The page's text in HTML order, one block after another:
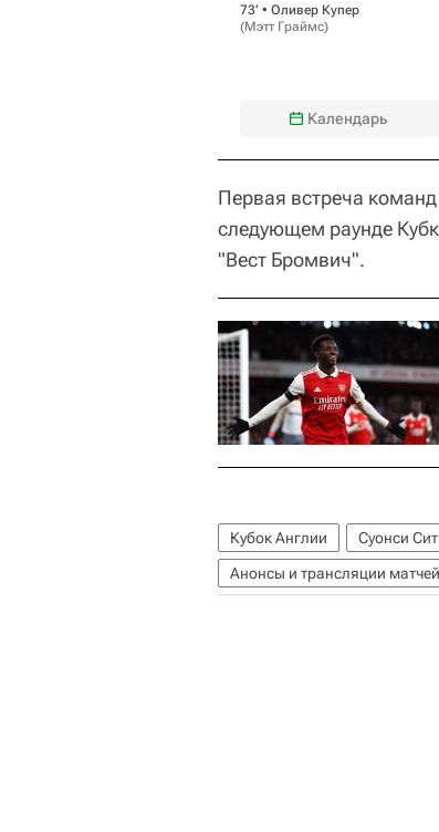
73‎’‎ • Оливер Купер
(Мэтт Граймс)
Календарь
Первая встреча
следующем раунде
"Вест Бромвич".
Кубок Англии Суонси
Анонсы и трансляции матчей